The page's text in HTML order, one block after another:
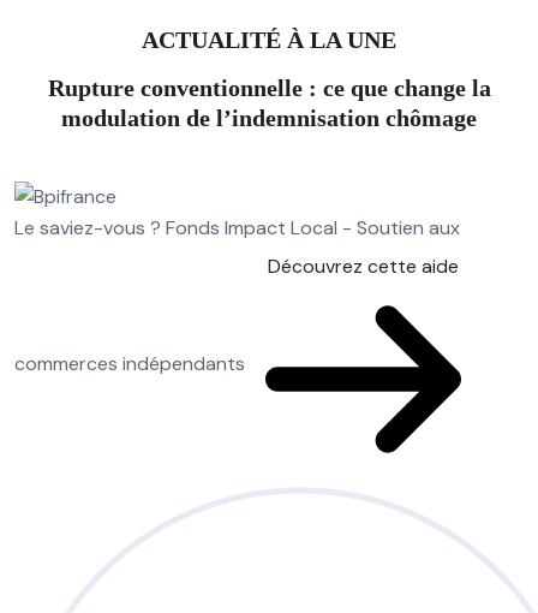
ACTUALITÉ À LA UNE
Rupture conventionnelle : ce que change la
modulation de l’indemnisation chômage
Le saviez-vous ? Fonds Impact Local - Soutien aux
commerces indépendants
Découvrez cette aide